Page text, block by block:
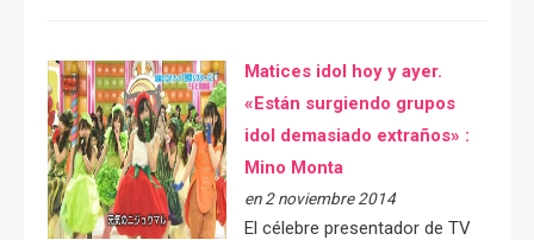
Matices idol hoy y ayer.
«Están surgiendo grupos
idol demasiado extraños» :
Mino Monta
en 2 noviembre 2014
El célebre presentador de TV